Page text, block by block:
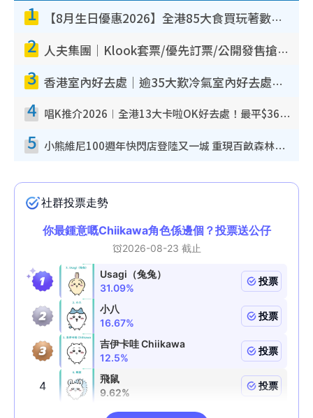
1 【8月生日優惠2026】全港85大食買玩著數攻略 自助餐/火鍋放題同行免費＋誠品/DONKI送現金券
2 人夫集團｜Klook套票/優先訂票/公開發售搶飛攻略！附票價.購票連結.場地座位表
3 香港室內好去處｜逾35大歎冷氣室內好去處推介 室內活動免費避雨無懼落雨
4 唱K推介2026︱全港13大卡啦OK好去處！最平$36起 日文K都有！(附地址+收費詳情)
5 小熊維尼100週年快閃店登陸又一城 重現百畝森林經典場景／獨家限定盲盒登場／專屬DIY香水